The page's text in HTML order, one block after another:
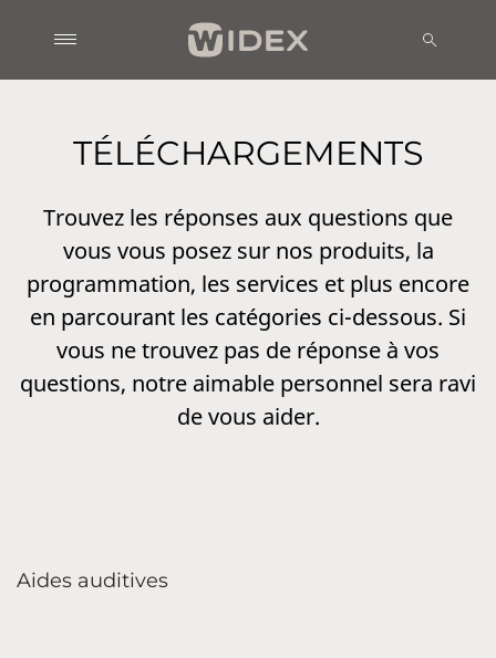
TÉLÉCHARGEMENTS
Trouvez les réponses aux questions que
vous vous posez sur nos produits, la
programmation, les services et plus encore
en parcourant les catégories ci-dessous. Si
vous ne trouvez pas de réponse à vos
questions, notre aimable personnel sera ravi
de vous aider.
Aides auditives